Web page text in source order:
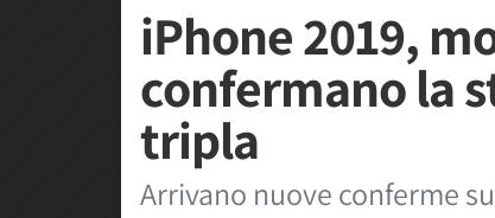
iPhone 2019,
confermano la
tripla
Arrivano nuove conferme